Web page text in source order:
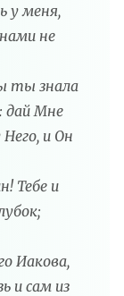
у меня,
не
ты знала
дай Мне
и Он
Тебе и
Иакова,
и сам из